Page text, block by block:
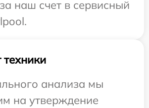
наш счет в сервисный
анализа мы
на утверждение